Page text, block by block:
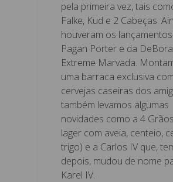
pela primeira vez, tais
Falke, Kud e 2 Cabeças.
houveram os
Pagan Porter e da DeBora
Extreme Marvada.
uma barraca exclusiva
cervejas caseiras dos
também levamos algumas
novidades como a 4
lager com aveia, centeio,
trigo) e a Carlos IV que,
depois, mudou de nome
Karel IV.